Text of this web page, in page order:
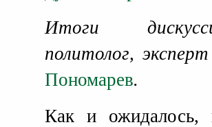
Итоги
политолог,
Пономарев.
Как и ожидалось,